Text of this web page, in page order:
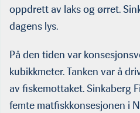
oppdrett av laks og ørret.
dagens lys.
På den tiden var
kubikkmeter. Tanken var å
av fiskemottaket. Sinkaberg
femte matfiskkonsesjonen i